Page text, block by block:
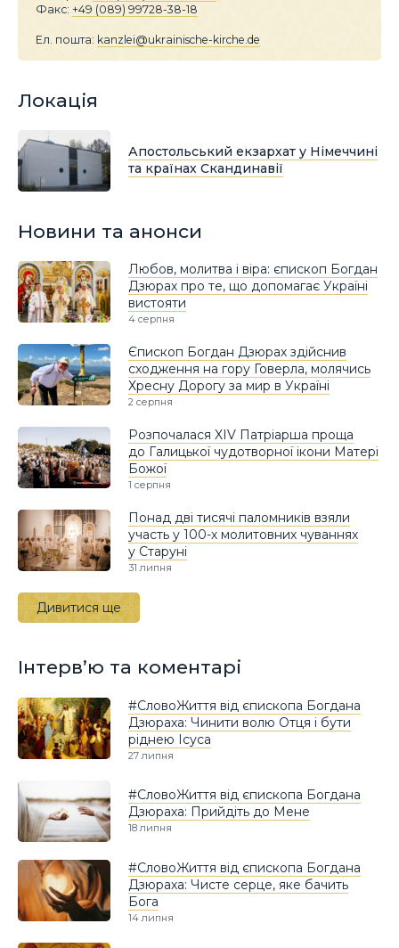
Факс: +49 (089) 99728-38-18
Ел. пошта: kanzlei@ukrainische-kirche.de
Локація
Апостольський екзархат у Німеччині
та країнах Скандинавії
Новини та анонси
Любов, молитва і віра: єпископ Богдан
Дзюрах про те, що допомагає Україні
вистояти
4 серпня
Єпископ Богдан Дзюрах здійснив
сходження на гору Говерла, молячись
Хресну Дорогу за мир в Україні
2 серпня
Розпочалася XIV Патріарша проща
до Галицької чудотворної ікони Матері
Божої
1 серпня
Понад дві тисячі паломників взяли
участь у 100-х молитовних чуваннях
у Старуні
31 липня
Дивитися ще
Інтерв’ю та коментарі
#СловоЖиття від єпископа Богдана
Дзюраха: Чинити волю Отця і бути
ріднею Ісуса
27 липня
#СловоЖиття від єпископа Богдана
Дзюраха: Прийдіть до Мене
18 липня
#СловоЖиття від єпископа Богдана
Дзюраха: Чисте серце, яке бачить
Бога
14 липня